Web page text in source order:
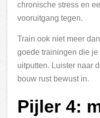
chronische stress en
vooruitgang tegen.
Train ook niet meer
goede trainingen die
uitputten. Luister naar
bouw rust bewust in.
Pijler 4: